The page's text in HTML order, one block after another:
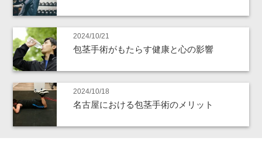
2024/10/21
包茎手術がもたらす健康と心の影響
2024/10/18
名古屋における包茎手術のメリット